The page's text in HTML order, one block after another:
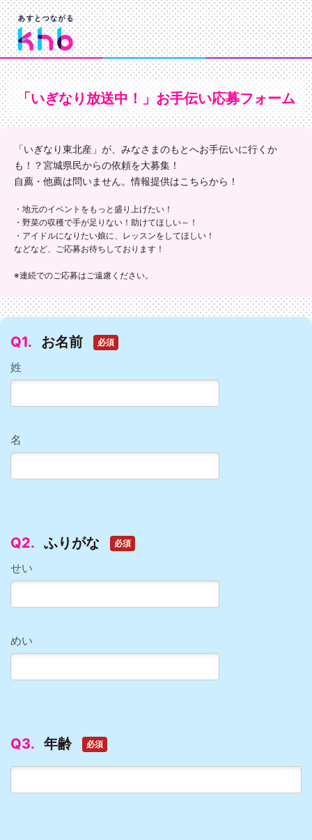
「いぎなり放送中！」お手伝い応募フォーム
「いぎなり東北産」が、みなさまのもとへお手伝いに行くか
も！？宮城県民からの依頼を大募集！
自薦・他薦は問いません。情報提供はこちらから！
・地元のイベントをもっと盛り上げたい！
・野菜の収穫で手が足りない！助けてほしい～！
・アイドルになりたい娘に、レッスンをしてほしい！
などなど、ご応募お待ちしております！
※連続でのご応募はご遠慮ください。
Q1. お名前 必須
姓
名
Q2. ふりがな 必須
せい
めい
Q3. 年齢 必須